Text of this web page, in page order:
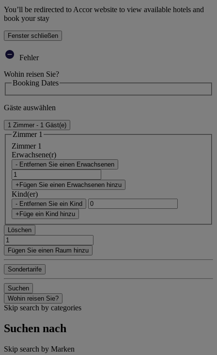
You’ll be redirected to Accor website to view available hotels and
book your stay
Fenster schließen
Fehler
Wohin reisen Sie?
Booking Dates
Gäste auswählen
1 Zimmer - 1 Gäst(e)
Zimmer 1
Zimmer 1
Erwachsene(r)
- Entfernen Sie einen Erwachsenen
+Fügen Sie einen Erwachsenen hinzu
Kind(er)
- Entfernen Sie ein Kind
+Füge ein Kind hinzu
Löschen
Fügen Sie einen Raum hinzu
Sondertarife
Suchen
Wohin reisen Sie?
Skip search by categories
Suchen nach
Skip search by Marken